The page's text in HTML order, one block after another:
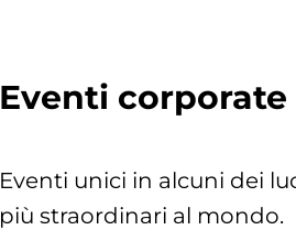
Eventi corporate
Eventi unici in alcuni dei
più straordinari al mondo.